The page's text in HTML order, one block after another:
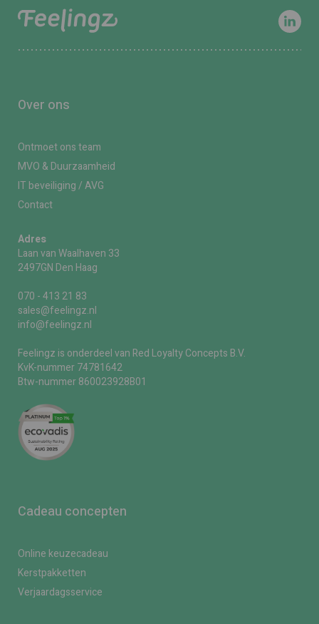
Over ons
Ontmoet ons team
MVO & Duurzaamheid
IT beveiliging / AVG
Contact
Adres
Laan van Waalhaven 33
2497GN Den Haag
070 - 413 21 83
sales@feelingz.nl
info@feelingz.nl
Feelingz is onderdeel van Red Loyalty Concepts B.V.
KvK-nummer 74781642
Btw-nummer 860023928B01
Cadeau concepten
Online keuzecadeau
Kerstpakketten
Verjaardagsservice